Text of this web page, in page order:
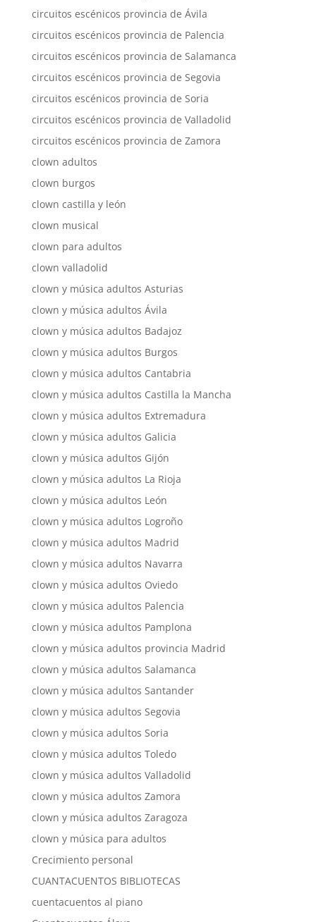
circuitos escénicos provincia de Ávila
circuitos escénicos provincia de Palencia
circuitos escénicos provincia de Salamanca
circuitos escénicos provincia de Segovia
circuitos escénicos provincia de Soria
circuitos escénicos provincia de Valladolid
circuitos escénicos provincia de Zamora
clown adultos
clown burgos
clown castilla y león
clown musical
clown para adultos
clown valladolid
clown y música adultos Asturias
clown y música adultos Ávila
clown y música adultos Badajoz
clown y música adultos Burgos
clown y música adultos Cantabria
clown y música adultos Castilla la Mancha
clown y música adultos Extremadura
clown y música adultos Galicia
clown y música adultos Gijón
clown y música adultos La Rioja
clown y música adultos León
clown y música adultos Logroño
clown y música adultos Madrid
clown y música adultos Navarra
clown y música adultos Oviedo
clown y música adultos Palencia
clown y música adultos Pamplona
clown y música adultos provincia Madrid
clown y música adultos Salamanca
clown y música adultos Santander
clown y música adultos Segovia
clown y música adultos Soria
clown y música adultos Toledo
clown y música adultos Valladolid
clown y música adultos Zamora
clown y música adultos Zaragoza
clown y música para adultos
Crecimiento personal
CUANTACUENTOS BIBLIOTECAS
cuentacuentos al piano